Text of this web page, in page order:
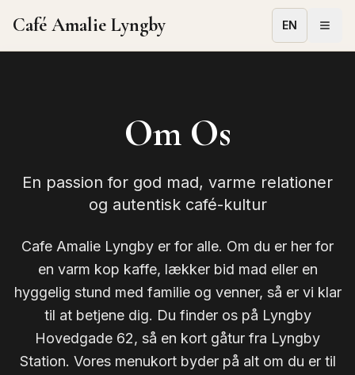
Café Amalie Lyngby EN
Om Os
En passion for god mad, varme relationer
og autentisk café-kultur
Cafe Amalie Lyngby er for alle. Om du er her for
en varm kop kaffe, lækker bid mad eller en
hyggelig stund med familie og venner, så er vi klar
til at betjene dig. Du finder os på Lyngby
Hovedgade 62, så en kort gåtur fra Lyngby
Station. Vores menukort byder på alt om du er til